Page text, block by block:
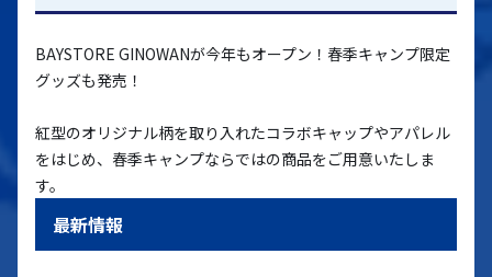
BAYSTORE GINOWANが今年もオープン！春季キャンプ限定
グッズも発売！
紅型のオリジナル柄を取り入れたコラボキャップやアパレル
をはじめ、春季キャンプならではの商品をご用意いたしま
す。
最新情報